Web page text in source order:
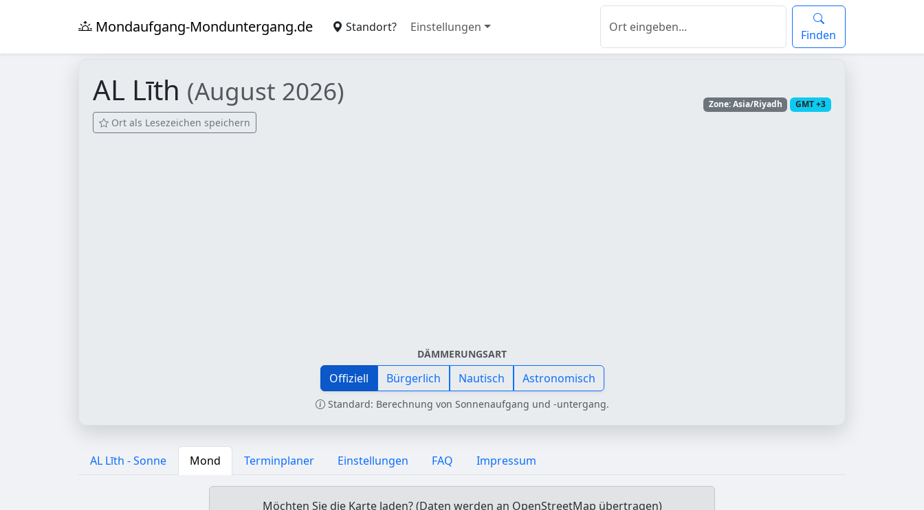
Mondaufgang-Monduntergang.de Standort? Einstellungen
Finden
AL Līth (August 2026)
Ort als Lesezeichen speichern
Zone: Asia/Riyadh GMT +3
DÄMMERUNGSART
Offiziell Bürgerlich Nautisch Astronomisch
Standard: Berechnung von Sonnenaufgang und -untergang.
AL Līth - Sonne Mond Terminplaner Einstellungen FAQ Impressum
Möchten Sie die Karte laden? (Daten werden an OpenStreetMap übertragen)